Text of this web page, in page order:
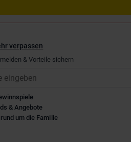
verpassen
& Vorteile sichern
& Angebote
um die Familie